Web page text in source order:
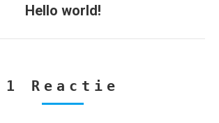
Previous
Hello world!
1 Reactie